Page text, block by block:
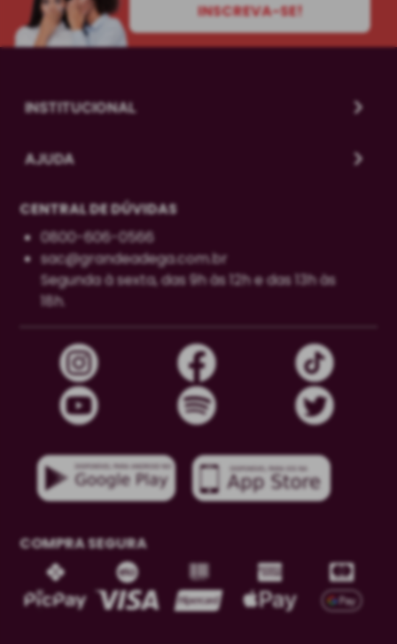
INSCREVA-SE!
INSTITUCIONAL
AJUDA
CENTRAL DE DÚVIDAS
0800-606-0566
sac@grandeadega.com.br
Segunda à sexta, das 9h às 12h e das 13h às
18h.
COMPRA SEGURA